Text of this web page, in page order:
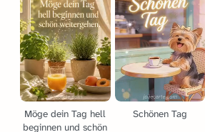
Möge dein Tag hell
beginnen und schön
Schönen Tag